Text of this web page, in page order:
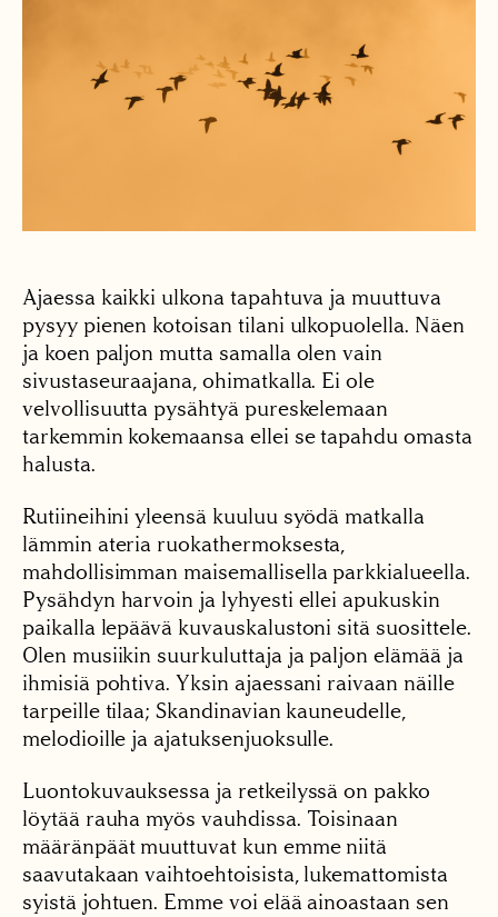
Ajaessa kaikki ulkona tapahtuva ja muuttuva
pysyy pienen kotoisan tilani ulkopuolella. Näen
ja koen paljon mutta samalla olen vain
sivustaseuraajana, ohimatkalla. Ei ole
velvollisuutta pysähtyä pureskelemaan
tarkemmin kokemaansa ellei se tapahdu omasta
halusta.
Rutiineihini yleensä kuuluu syödä matkalla
lämmin ateria ruokathermoksesta,
mahdollisimman maisemallisella parkkialueella.
Pysähdyn harvoin ja lyhyesti ellei apukuskin
paikalla lepäävä kuvauskalustoni sitä suosittele.
Olen musiikin suurkuluttaja ja paljon elämää ja
ihmisiä pohtiva. Yksin ajaessani raivaan näille
tarpeille tilaa; Skandinavian kauneudelle,
melodioille ja ajatuksenjuoksulle.
Luontokuvauksessa ja retkeilyssä on pakko
löytää rauha myös vauhdissa. Toisinaan
määränpäät muuttuvat kun emme niitä
saavutakaan vaihtoehtoisista, lukemattomista
syistä johtuen. Emme voi elää ainoastaan sen